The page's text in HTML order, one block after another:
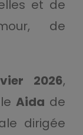
et de
de
2026,
Aida de
dirigée